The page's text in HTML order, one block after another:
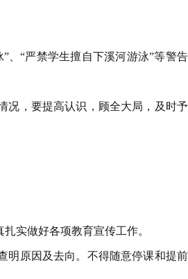
、“严禁学生擅自下溪河游泳”等警
况，要提高认识，顾全大局，及时
实做好各项教育宣传工作。
明原因及去向。不得随意停课和提